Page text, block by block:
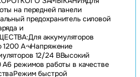
на передней панели
предохранитель силовой
и
аккумуляторов
А⋅чНапряжение
12/24 ВВысокий
А6 режимов работы в качестве
быстрой